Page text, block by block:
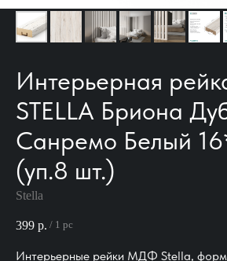
Интерьерная
STELLA Бриона
Санремо Белый
(уп.8 шт.)
Stella
399 р. / 1 pc
Интерьерные рейки МДФ Stella,